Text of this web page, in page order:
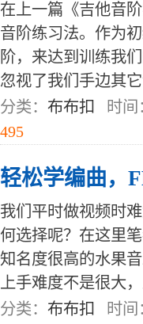
在上一篇《吉他音
音阶练习法。作为
阶，来达到训练我
忽视了我们手边其它
分类： 布布扣 时间
495
轻松学编曲，
我们平时做视频时
何选择呢？在这里
知名度很高的水果
上手难度不是很大
分类： 布布扣 时间